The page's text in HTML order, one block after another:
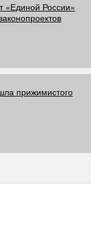
«Единой России»
прижимистого